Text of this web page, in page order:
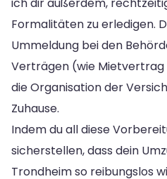
Formalitäten zu erledigen.
Ummeldung bei den
Verträgen (wie
die Organisation der
Zuhause.
Indem du all diese
sicherstellen, dass dein
Trondheim so reibungslos